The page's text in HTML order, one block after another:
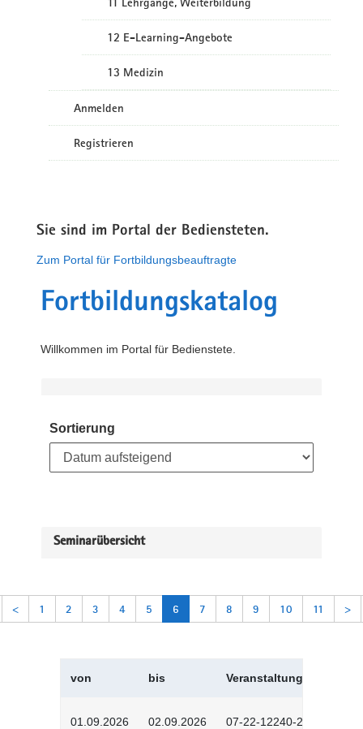
12 E-Learning-Angebote
13 Medizin
Anmelden
Registrieren
Sie sind im Portal der Bediensteten.
Zum Portal für Fortbildungsbeauftragte
Fortbildungskatalog
Willkommen im Portal für Bedienstete.
Sortierung
Seminarübersicht
< 1 2 3 4 5 6 7 8 9 10 11 >
von bis Veranstaltungskürzel
01.09.2026 02.09.2026 07-22-12240-2601